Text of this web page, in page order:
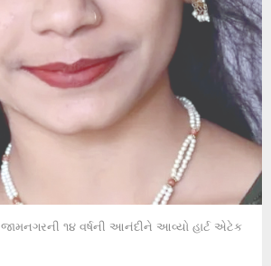
જામનગરની ૧૪ વર્ષની આનંદીને આવ્યો હાર્ટ એટેક